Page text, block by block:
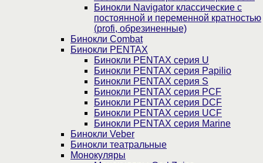
Бинокли Navigator классические с
постоянной и переменной кратностью
(profi, обрезиненные)
Бинокли Combat
Бинокли PENTAX
Бинокли PENTAX серия U
Бинокли PENTAX серия Papilio
Бинокли PENTAX серия S
Бинокли PENTAX серия PCF
Бинокли PENTAX серия DCF
Бинокли PENTAX серия UCF
Бинокли PENTAX серия Marine
Бинокли Veber
Бинокли театральные
Монокуляры